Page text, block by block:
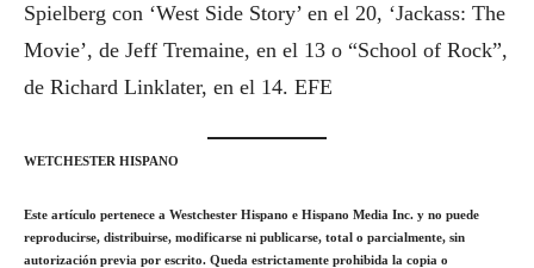
Spielberg con ‘West Side Story’ en el 20, ‘Jackass: The
Movie’, de Jeff Tremaine, en el 13 o “School of Rock”,
de Richard Linklater, en el 14. EFE
WETCHESTER HISPANO
Este artículo pertenece a Westchester Hispano e Hispano Media Inc. y no puede
reproducirse, distribuirse, modificarse ni publicarse, total o parcialmente, sin
autorización previa por escrito. Queda estrictamente prohibida la copia o